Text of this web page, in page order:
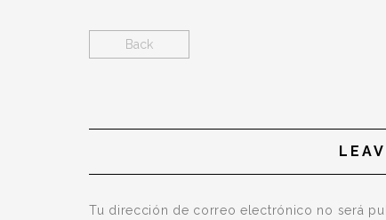
Back
Tu dirección de correo electrónico no será